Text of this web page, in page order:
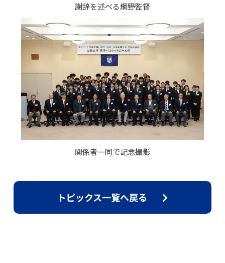
謝辞を述べる網野監督
関係者一同で記念撮影
トピックス一覧へ戻る